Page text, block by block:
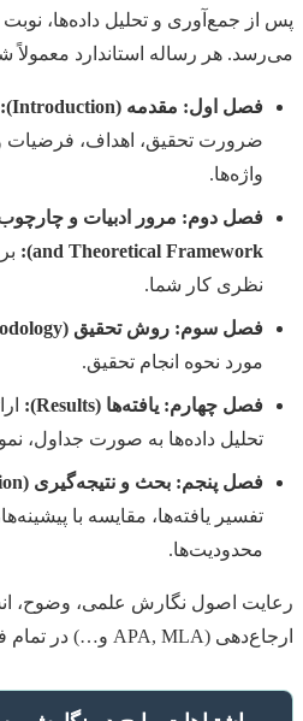
پس از جمع‌آوری و تحلیل داده‌ها،
می‌رسد. هر رساله استاندارد
فصل اول: مقدمه (Introduction):
ضرورت تحقیق، اهداف، فرضیات
واژه‌ها.
and Theoretical Framework):
نظری کار شما.
فصل سوم: روش تحقیق (Methodology):
مورد نحوه انجام تحقیق.
فصل چهارم: یافته‌ها (Results):
تحلیل داده‌ها به صورت جداول،
فصل پنجم: بحث و نتیجه‌گیری (Discussion and Conclusion):
تفسیر یافته‌ها، مقایسه با
محدودیت‌ها.
رعایت اصول نگارش علمی، وضوح،
ارجاع‌دهی (APA, MLA و…) در تمام فصول ضروری است.